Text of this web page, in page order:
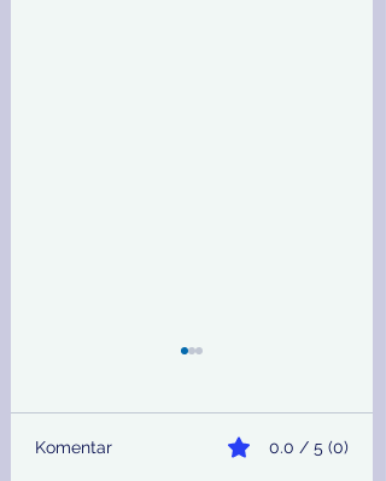
Komentar 0.0 / 5 (0)